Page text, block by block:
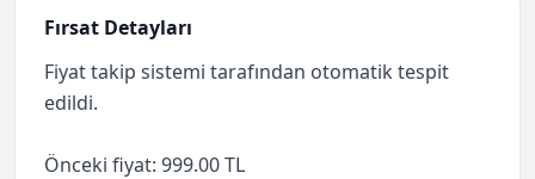
Fırsat Detayları
Fiyat takip sistemi tarafından otomatik tespit
edildi.
Önceki fiyat: 999.00 TL